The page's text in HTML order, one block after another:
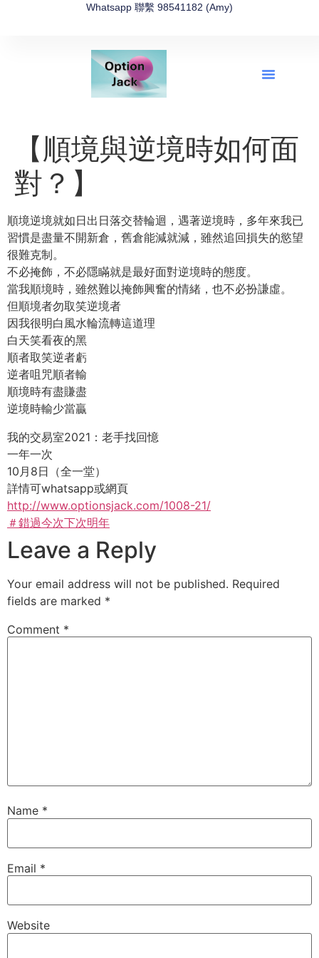
Whatsapp 聯繫 98541182 (Amy)
【順境與逆境時如何面
對？】
順境逆境就如日出日落交替輪迴，遇著逆境時，多年來我已
習慣是盡量不開新倉，舊倉能減就減，雖然追回損失的慾望
很難克制。
不必掩飾，不必隱瞞就是最好面對逆境時的態度。
當我順境時，雖然難以掩飾興奮的情緒，也不必扮謙虛。
但順境者勿取笑逆境者
因我很明白風水輪流轉這道理
白天笑看夜的黑
順者取笑逆者虧
逆者咀咒順者輸
順境時有盡賺盡
逆境時輸少當贏
我的交易室2021：老手找回憶
一年一次
10月8日（全一堂）
詳情可whatsapp或網頁
http://www.optionsjack.com/1008-21/
＃錯過今次下次明年
Leave a Reply
Your email address will not be published. Required
fields are marked *
Comment *
Name *
Email *
Website